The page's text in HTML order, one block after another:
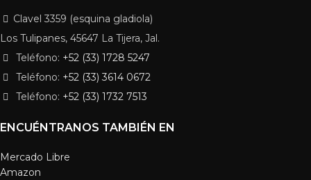
Clavel 3359 (esquina gladiola)
Los Tulipanes, 45647 La Tijera, Jal.
Teléfono: +52 (33) 1728 5247
Teléfono: +52 (33) 3614 0672
Teléfono: +52 (33) 1732 7513
ENCUÉNTRANOS TAMBIÉN EN
Mercado Libre
Amazon